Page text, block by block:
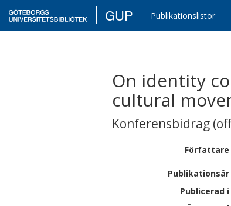
GUP Publikationslistor
On identity
cultural
Konferensbidrag
Författare
Publikationsår
Publicerad i